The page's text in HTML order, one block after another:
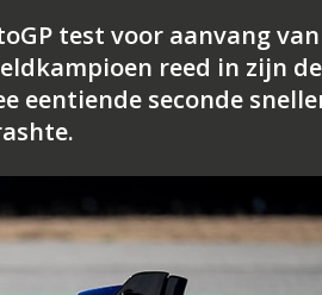
test voor aanvang
reed in zijn
eentiende seconde